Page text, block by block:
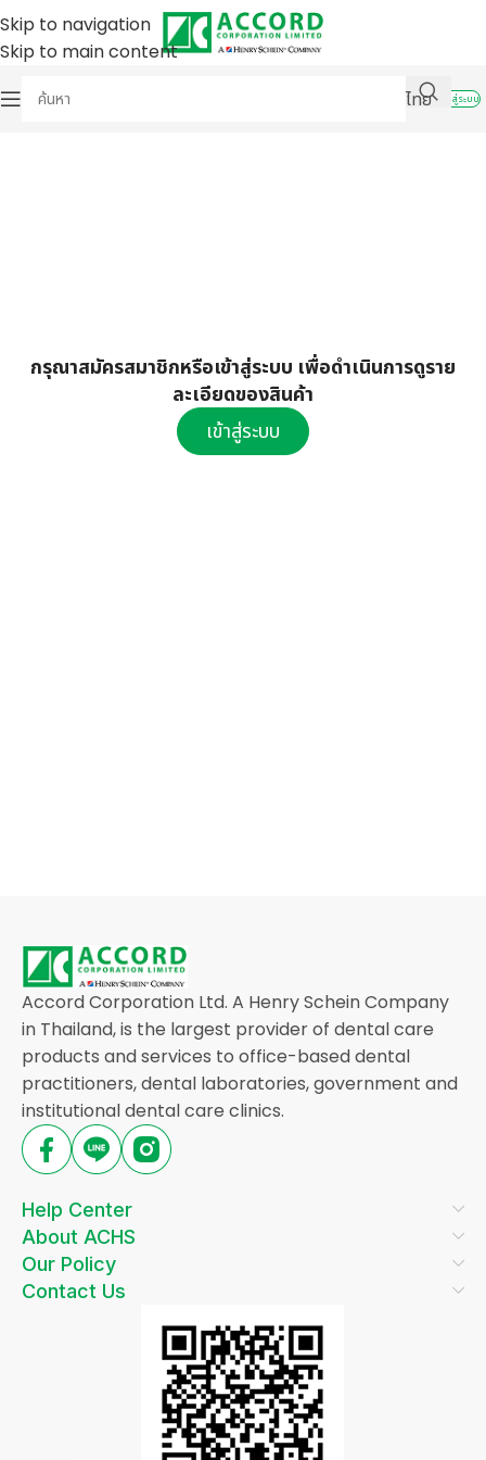
Skip to navigation
Skip to main content
ไทย
เข้าสู่ระบบ
กรุณาสมัครสมาชิกหรือเข้าสู่ระบบ เพื่อดำเนินการดูราย
ละเอียดของสินค้า
เข้าสู่ระบบ
Accord Corporation Ltd. A Henry Schein Company
in Thailand, is the largest provider of dental care
products and services to office-based dental
practitioners, dental laboratories, government and
institutional dental care clinics.
Help Center
About ACHS
Our Policy
Contact Us